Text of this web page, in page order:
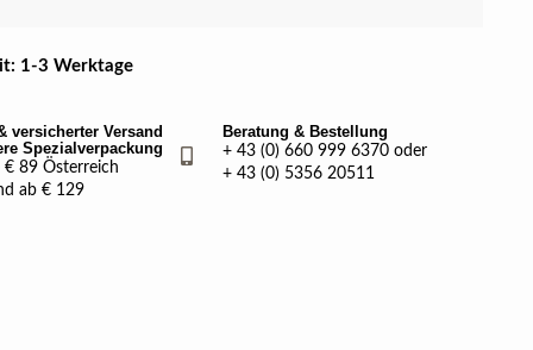
1-3 Werktage
versicherter Versand
Spezialverpackung
€ 89 Österreich
ab € 129
Beratung & Bestellung
+ 43 (0) 660 999 6370 oder
+ 43 (0) 5356 20511